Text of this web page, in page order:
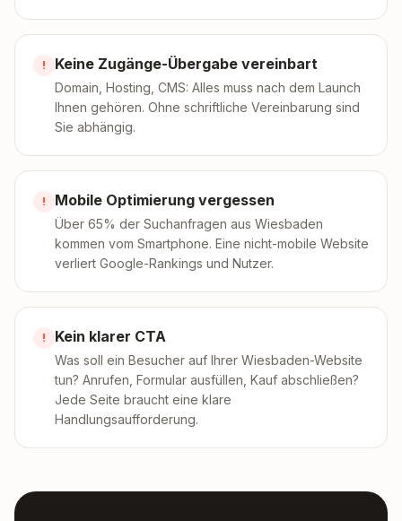
! Keine Zugänge-Übergabe vereinbart
Domain, Hosting, CMS: Alles muss nach dem Launch
Ihnen gehören. Ohne schriftliche Vereinbarung sind
Sie abhängig.
! Mobile Optimierung vergessen
Über 65% der Suchanfragen aus Wiesbaden
kommen vom Smartphone. Eine nicht-mobile Website
verliert Google-Rankings und Nutzer.
! Kein klarer CTA
Was soll ein Besucher auf Ihrer Wiesbaden-Website
tun? Anrufen, Formular ausfüllen, Kauf abschließen?
Jede Seite braucht eine klare
Handlungsaufforderung.